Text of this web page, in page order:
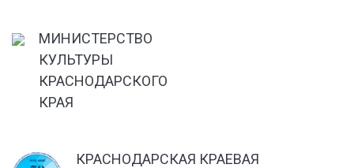
МИНИСТЕРСТВО
КУЛЬТУРЫ
КРАСНОДАРСКОГО
КРАЯ
КРАСНОДАРСКАЯ КРАЕВАЯ